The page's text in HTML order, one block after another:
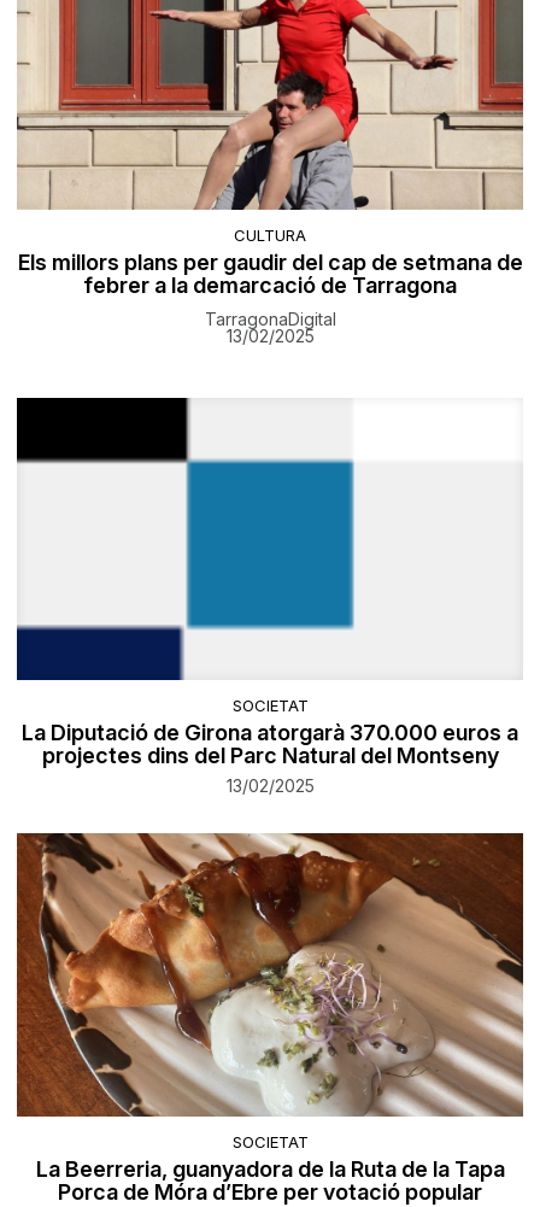
CULTURA
Els millors plans per gaudir del cap de setmana de
febrer a la demarcació de Tarragona
TarragonaDigital
13/02/2025
SOCIETAT
La Diputació de Girona atorgarà 370.000 euros a
projectes dins del Parc Natural del Montseny
13/02/2025
SOCIETAT
La Beerreria, guanyadora de la Ruta de la Tapa
Porca de Móra d’Ebre per votació popular